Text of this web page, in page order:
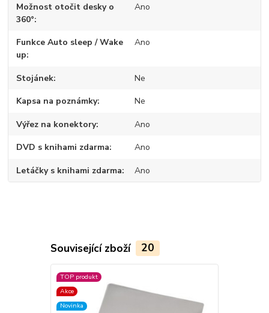
Možnost otočit desky o
360°
Ano
Funkce Auto sleep / Wake
up
Ano
Stojánek Ne
Kapsa na poznámky Ne
Výřez na konektory Ano
DVD s knihami zdarma Ano
Letáčky s knihami zdarma Ano
Související zboží 20
TOP produkt
Akce
Novinka